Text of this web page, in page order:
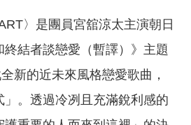
〉是團員宮舘涼太主演朝日
結者談戀愛（暫譯）》主題
新的近未來風格戀愛歌曲，
」。透過冷冽且充滿銳利感的